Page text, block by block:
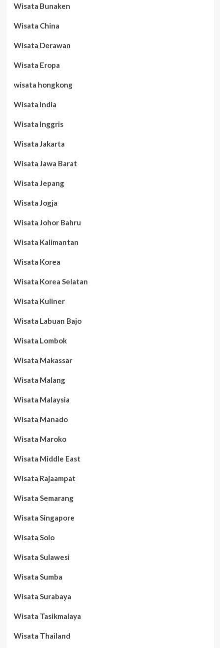
Wisata Bunaken
Wisata China
Wisata Derawan
Wisata Eropa
wisata hongkong
Wisata India
Wisata Inggris
Wisata Jakarta
Wisata Jawa Barat
Wisata Jepang
Wisata Jogja
Wisata Johor Bahru
Wisata Kalimantan
Wisata Korea
Wisata Korea Selatan
Wisata Kuliner
Wisata Labuan Bajo
Wisata Lombok
Wisata Makassar
Wisata Malang
Wisata Malaysia
Wisata Manado
Wisata Maroko
Wisata Middle East
Wisata Rajaampat
Wisata Semarang
Wisata Singapore
Wisata Solo
Wisata Sulawesi
Wisata Sumba
Wisata Surabaya
Wisata Tasikmalaya
Wisata Thailand